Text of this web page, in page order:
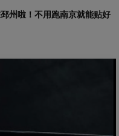
州啦！不用跑南京就能贴好